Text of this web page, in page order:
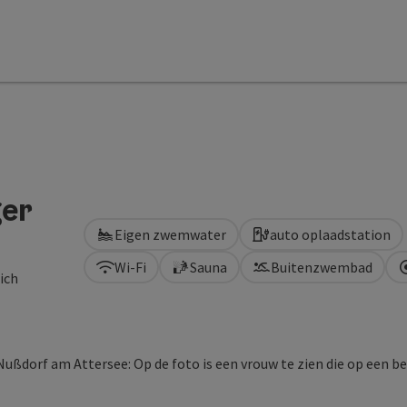
Wi-Fi Sauna Buitenzwembad
Eigen zwemwater auto oplaadstation